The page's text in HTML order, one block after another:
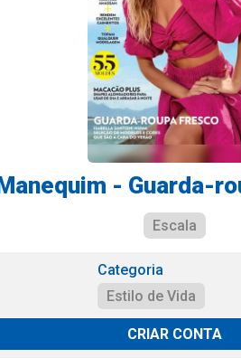
- Guarda-
Escala
Categoria
Estilo de Vida
CRIAR CONTA